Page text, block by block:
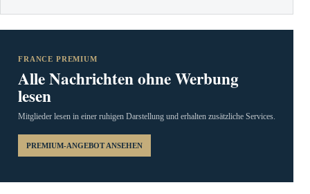
FRANCE PREMIUM
Alle Nachrichten ohne Werbung
lesen
Mitglieder lesen in einer ruhigen Darstellung und erhalten zusätzliche Services.
PREMIUM-ANGEBOT ANSEHEN